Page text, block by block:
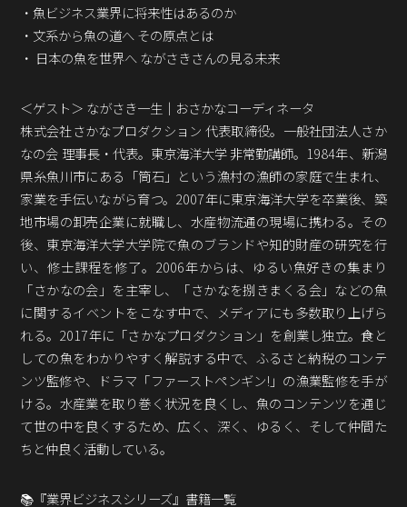
ラジオ
Podcast番組
「ビジネス・ブック・アカデミー」
Podcast番組
「東京広報大学」
クロスメディアンとは？
広報誌
「クロスメディアン」アーカイブ
・魚ビジネス業界に将来性はあるのか
・文系から魚の道へ その原点とは
・ 日本の魚を世界へ ながさきさんの見る未来
＜ゲスト＞ ながさき一生｜おさかなコーディネータ
株式会社さかなプロダクション 代表取締役。一般社団法人さか
なの会 理事長・代表。東京海洋大学 非常勤講師。1984年、新潟
県糸魚川市にある「筒石」という漁村の漁師の家庭で生まれ、
家業を手伝いながら育つ。2007年に東京海洋大学を卒業後、築
地市場の卸売企業に就職し、水産物流通の現場に携わる。その
後、東京海洋大学大学院で魚のブランドや知的財産の研究を行
い、修士課程を修了。2006年からは、ゆるい魚好きの集まり
「さかなの会」を主宰し、「さかなを捌きまくる会」などの魚
に関するイベントをこなす中で、メディアにも多数取り上げら
れる。2017年に「さかなプロダクション」を創業し独立。食と
しての魚をわかりやすく解説する中で、ふるさと納税のコンテ
ンツ監修や、ドラマ「ファーストペンギン!」の漁業監修を手が
ける。水産業を取り巻く状況を良くし、魚のコンテンツを通じ
て世の中を良くするため、広く、深く、ゆるく、そして仲間た
ちと仲良く活動している。
📚『業界ビジネスシリーズ』書籍一覧